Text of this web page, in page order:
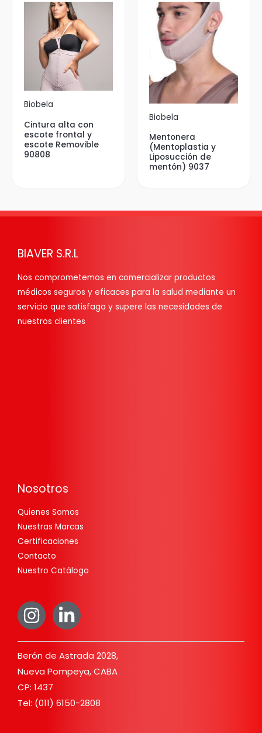
Biobela
Cintura alta con
escote frontal y
escote Removible
90808
Biobela
Mentonera
(Mentoplastia y
Liposucción de
mentón) 9037
BIAVER S.R.L
Nos comprometemos en comercializar productos
médicos seguros y eficaces para la salud mediante un
servicio que satisfaga y supere las necesidades de
nuestros clientes
Nosotros
Quienes Somos
Nuestras Marcas
Certificaciones
Contacto
Nuestro Catálogo
Berón de Astrada 2028,
Nueva Pompeya, CABA
CP: 1437
Tel: (011) 6150-2808